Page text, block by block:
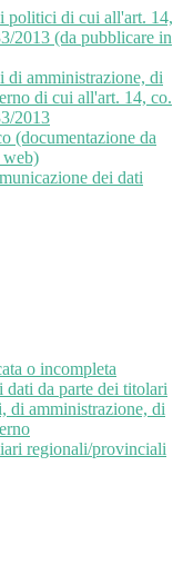
politici di cui all'art. 14,
2013 (da pubblicare in
amministrazione, di
di cui all'art. 14, co.
2013
(documentazione da
web)
dei dati
o incompleta
dati da parte dei titolari
di amministrazione, di
regionali/provinciali